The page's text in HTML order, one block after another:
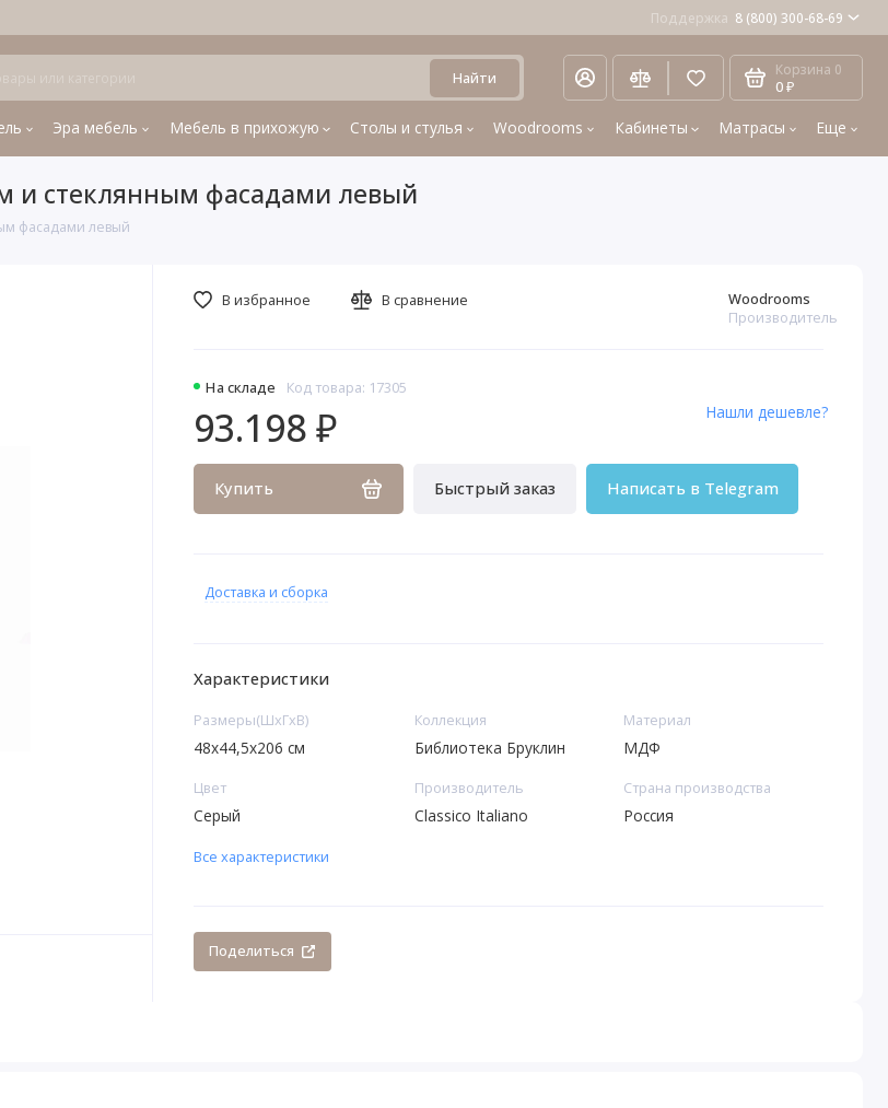
Поддержка 8 (800) 300-68-69
Найти Корзина 0
0 ₽
Эра мебель Мебель в прихожую Столы и стулья Woodrooms Кабинеты Матрасы Еще
и стеклянным фасадами левый
фасадами левый
На складе Код товара: 17305
Woodrooms
Производитель
93.198 ₽
Купить Быстрый заказ Написать в Telegram
Нашли дешевле?
В избранное В сравнение
Доставка и сборка
Характеристики
Размеры(ШxГxВ)
48х44,5х206 см
Коллекция
Библиотека Бруклин
Материал
МДФ
Цвет
Серый
Производитель
Classico Italiano
Страна производства
Россия
Все характеристики
Поделиться